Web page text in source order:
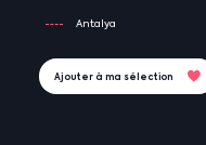
Antalya
Ajouter à ma sélection